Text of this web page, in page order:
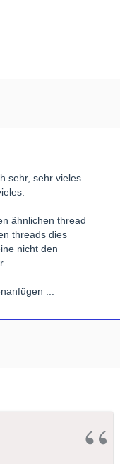
sehr, sehr vieles
ähnlichen thread
threads dies
nicht den
...